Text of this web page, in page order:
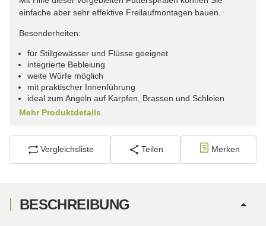
einfache aber sehr effektive Freilaufmontagen bauen.
Besonderheiten:
für Stillgewässer und Flüsse geeignet
integrierte Bebleiung
weite Würfe möglich
mit praktischer Innenführung
ideal zum Angeln auf Karpfen, Brassen und Schleien
Mehr Produktdetails
Vergleichsliste Teilen Merken
BESCHREIBUNG